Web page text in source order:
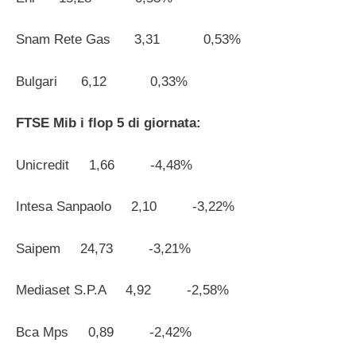
Snam Rete Gas 3,31 0,53%
Bulgari 6,12 0,33%
FTSE Mib i flop 5 di giornata:
Unicredit 1,66 -4,48%
Intesa Sanpaolo 2,10 -3,22%
Saipem 24,73 -3,21%
Mediaset S.P.A 4,92 -2,58%
Bca Mps 0,89 -2,42%